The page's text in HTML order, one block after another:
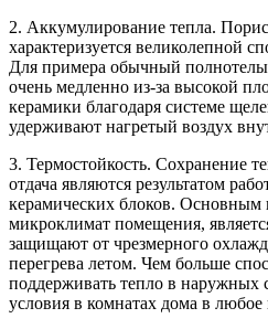
2. Аккумулирование тепла.
характеризуется великолепной
Для примера обычный
очень медленно из-за высокой
керамики благодаря системе
удерживают нагретый воздух
3. Термостойкость. Сохранение
отдача являются результатом
керамических блоков.
микроклимат помещения,
защищают от чрезмерного
перегрева летом. Чем больше
поддерживать тепло в наружных
условия в комнатах дома в любое